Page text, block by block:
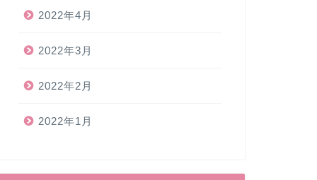
2022年4月
2022年3月
2022年2月
2022年1月